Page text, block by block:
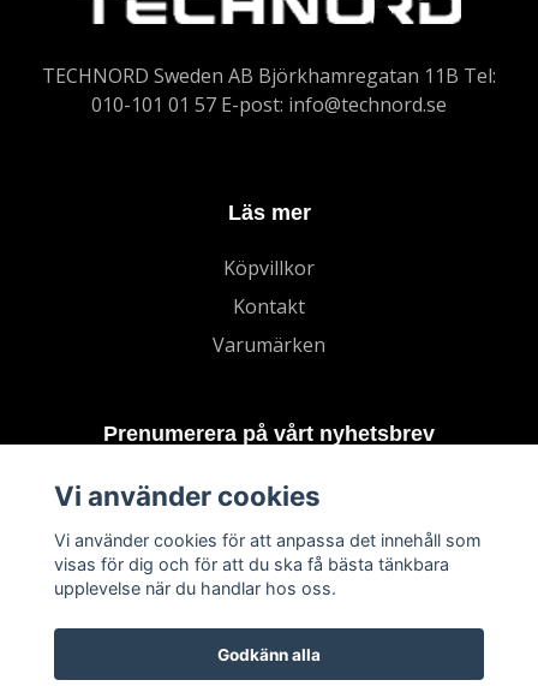
TECHNORD Sweden AB Björkhamregatan 11B Tel:
010-101 01 57 E-post: info@technord.se
Läs mer
Köpvillkor
Kontakt
Varumärken
Prenumerera på vårt nyhetsbrev
Vi använder cookies
Vi använder cookies för att anpassa det innehåll som
visas för dig och för att du ska få bästa tänkbara
upplevelse när du handlar hos oss.
Godkänn alla